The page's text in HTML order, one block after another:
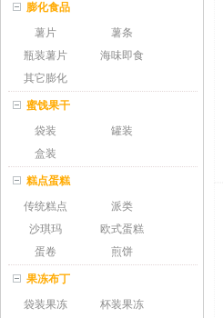
膨化食品
薯片
薯条
瓶装薯片
海味即食
其它膨化
蜜饯果干
袋装
罐装
盒装
糕点蛋糕
传统糕点
派类
沙琪玛
欧式蛋糕
蛋卷
煎饼
果冻布丁
袋装果冻
杯装果冻